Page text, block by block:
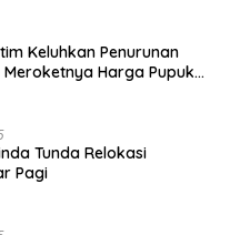
Keluhkan Penurunan
Harga Pupuk
Tunda Relokasi
Pagi